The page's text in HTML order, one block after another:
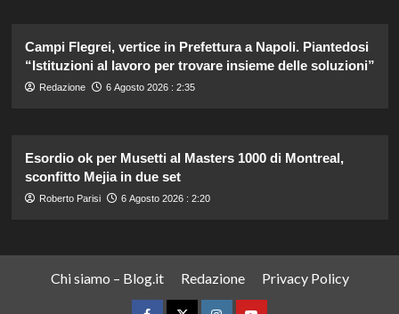
Campi Flegrei, vertice in Prefettura a Napoli. Piantedosi
“Istituzioni al lavoro per trovare insieme delle soluzioni”
Redazione 6 Agosto 2026 : 2:35
Esordio ok per Musetti al Masters 1000 di Montreal,
sconfitto Mejia in due set
Roberto Parisi 6 Agosto 2026 : 2:20
Chi siamo – Blog.it Redazione Privacy Policy